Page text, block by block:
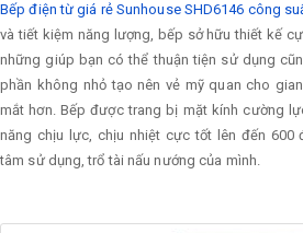
Bếp điện từ giá rẻ Sunhouse SHD6146 công
và tiết kiệm năng lượng, bếp sở hữu thiết kế
những giúp bạn có thể thuận tiện sử dụng
phần không nhỏ tạo nên vẻ mỹ quan cho
mắt hơn. Bếp được trang bị mặt kính cường
năng chịu lực, chịu nhiệt cực tốt lên đến 600
tâm sử dụng, trổ tài nấu nướng của mình.